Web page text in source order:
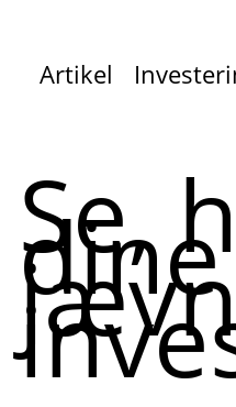
Artikel
Se,
dine